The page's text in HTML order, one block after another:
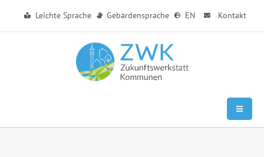
Leichte Sprache Gebärdensprache EN Kontakt